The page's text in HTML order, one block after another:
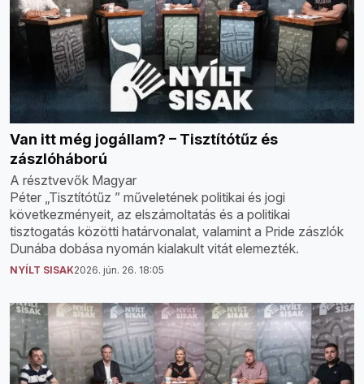
Van itt még jogállam? – Tisztítótűz és
zászlóháború
A résztvevők Magyar
Péter „Tisztítótűz ” műveletének politikai és jogi
következményeit, az elszámoltatás és a politikai
tisztogatás közötti határvonalat, valamint a Pride zászlók
Dunába dobása nyomán kialakult vitát elemezték.
NYÍLT SISAK2026. jún. 26. 18:05